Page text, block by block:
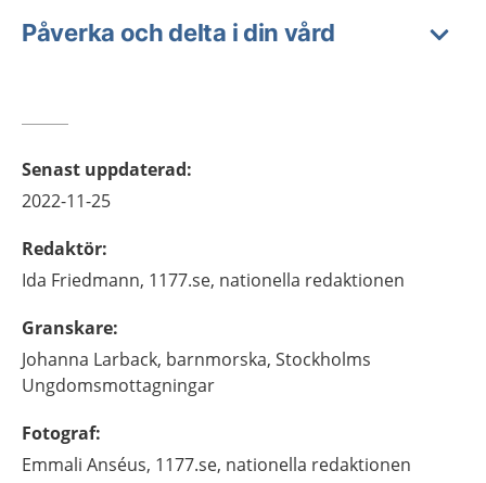
Påverka och delta i din vård
Senast uppdaterad:
2022-11-25
Redaktör:
Ida Friedmann, 1177.se, nationella redaktionen
Granskare:
Johanna Larback, barnmorska, Stockholms
Ungdomsmottagningar
Fotograf:
Emmali Anséus, 1177.se, nationella redaktionen